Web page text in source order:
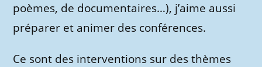
poèmes, de documentaires…), j’aime aussi
préparer et animer des conférences.
Ce sont des interventions sur des thèmes